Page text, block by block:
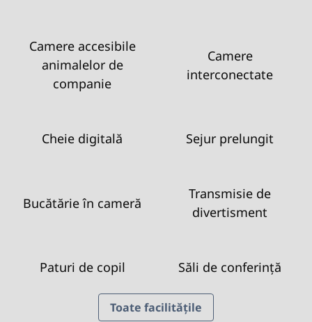
Camere accesibile
animalelor de
companie
Camere
interconectate
Cheie digitală Sejur prelungit
Bucătărie în cameră
Transmisie de
divertisment
Paturi de copil Săli de conferință
Toate facilitățile